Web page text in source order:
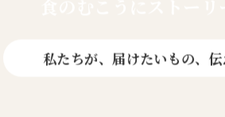
私たちが、届けたいもの、伝